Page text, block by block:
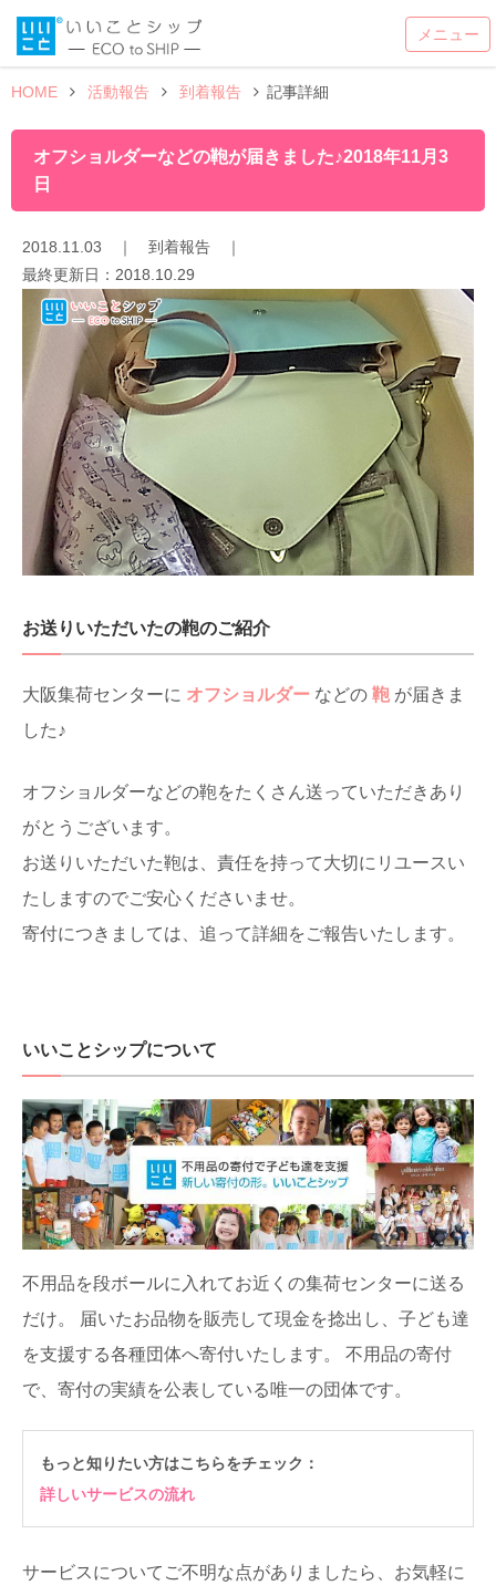
HOME 活動報告 到着報告 記事詳細
オフショルダーなどの鞄が届きました♪2018年11月3
日
2018.11.03 ｜ 到着報告 ｜
最終更新日： 2018.10.29
お送りいただいたの鞄のご紹介
大阪集荷センターに オフショルダー などの 鞄 が届きま
した♪
オフショルダーなどの鞄をたくさん送っていただきあり
がとうございます。
お送りいただいた鞄は、責任を持って大切にリユースい
たしますのでご安心くださいませ。
寄付につきましては、追って詳細をご報告いたします。
いいことシップについて
不用品を段ボールに入れてお近くの集荷センターに送る
だけ。
届いたお品物を販売して現金を捻出し、子ども達
を支援する各種団体へ寄付いたします。
不用品の寄付
で、寄付の実績を公表している唯一の団体です。
もっと知りたい方はこちらをチェック：
詳しいサービスの流れ
サービスについてご不明な点がありましたら、お気軽に